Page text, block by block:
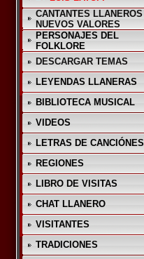
CANTANTES LLANEROS
NUEVOS VALORES
PERSONAJES DEL
FOLKLORE
DESCARGAR TEMAS
LEYENDAS LLANERAS
BIBLIOTECA MUSICAL
VIDEOS
LETRAS DE CANCIÓNES
REGIONES
LIBRO DE VISITAS
CHAT LLANERO
VISITANTES
TRADICIONES